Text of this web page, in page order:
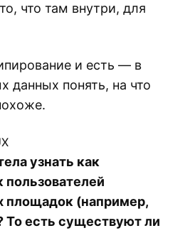
что там внутри, для
и есть — в
данных понять, на что
узнать как
площадок (например,
То есть существуют ли